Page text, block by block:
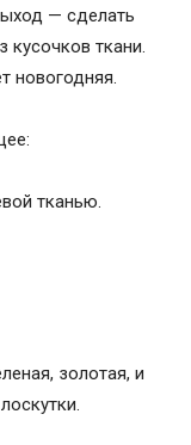
— сделать
кусочков ткани.
новогодняя.
тканью.
золотая, и